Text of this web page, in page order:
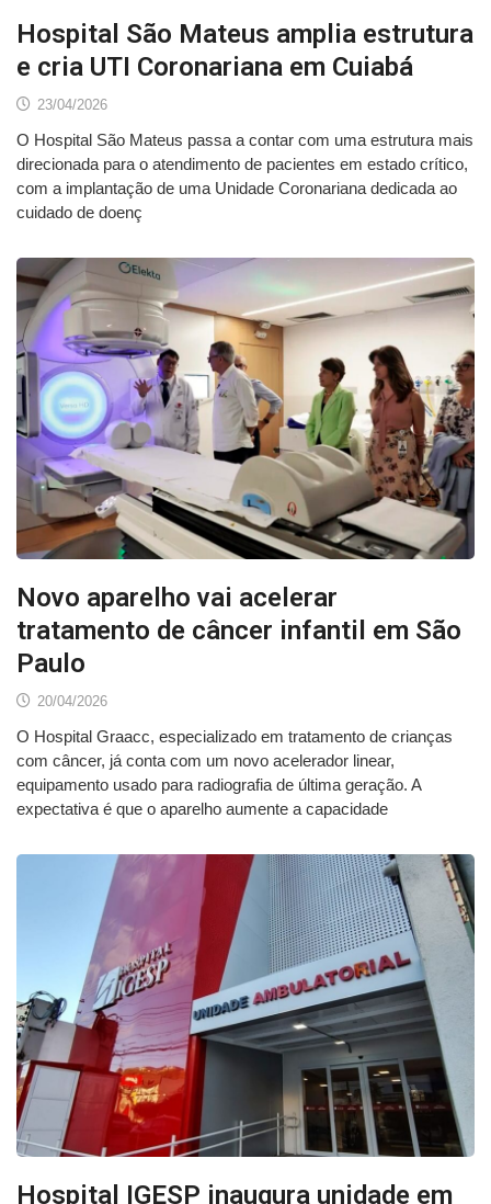
Hospital São Mateus amplia estrutura
e cria UTI Coronariana em Cuiabá
23/04/2026
O Hospital São Mateus passa a contar com uma estrutura mais
direcionada para o atendimento de pacientes em estado crítico,
com a implantação de uma Unidade Coronariana dedicada ao
cuidado de doenç
Novo aparelho vai acelerar
tratamento de câncer infantil em São
Paulo
20/04/2026
O Hospital Graacc, especializado em tratamento de crianças
com câncer, já conta com um novo acelerador linear,
equipamento usado para radiografia de última geração. A
expectativa é que o aparelho aumente a capacidade
Hospital IGESP inaugura unidade em